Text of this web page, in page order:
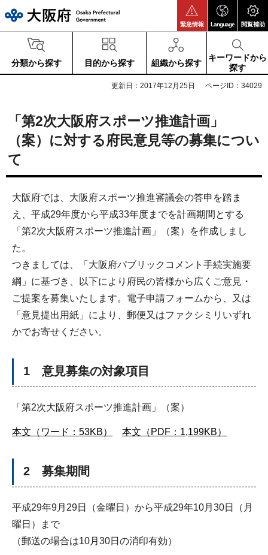
緊急情報 Language 閲覧補助
分類から探す 目的から探す 組織から探す
キーワードから
探す
更新日：2017年12月25日 ページID：34029
「第2次大阪府スポーツ推進計画」
（案）に対する府民意見等の募集につい
て
大阪府では、大阪府スポーツ推進審議会の答申を踏ま
え、平成29年度から平成33年度までを計画期間とする
「第2次大阪府スポーツ推進計画」（案）を作成しまし
た。
つきましては、「大阪府パブリックコメント手続実施要
綱」に基づき、以下により府民の皆様から広くご意見・
ご提案を募集いたします。電子申請フォームから、又は
「意見提出用紙」により、郵便又はファクシミリいずれ
かでお寄せください。
1 意見募集の対象項目
「第2次大阪府スポーツ推進計画」（案）
本文（ワード：53KB） 本文（PDF：1,199KB）
2 募集期間
平成29年9月29日（金曜日）から平成29年10月30日（月
曜日）まで
（郵送の場合は10月30日の消印有効）